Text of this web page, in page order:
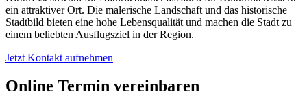
ein attraktiver Ort. Die malerische Landschaft und das historische
Stadtbild bieten eine hohe Lebensqualität und machen die Stadt zu
einem beliebten Ausflugsziel in der Region.
Jetzt Kontakt aufnehmen
Online Termin vereinbaren